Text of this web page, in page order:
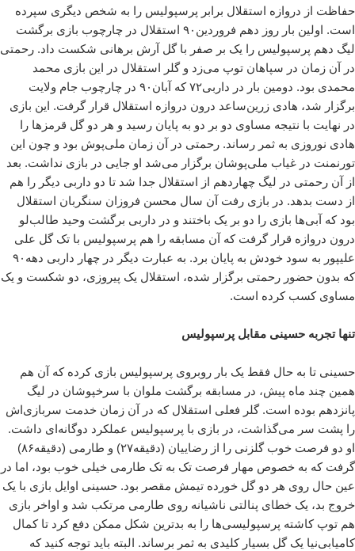
حفاظت از دروازه استقلال برابر پرسپولیس را به شخص دیگری سپرده
است. اولین بار روز دهم فروردین۹۰ استقلال در چارچوب بازی برگشت
لیگ دهم پرسپولیس را یک بر صفر با گل آرش برهانی شکست داد. رحمتی
در آن زمان در سپاهان توپ می‌زد و گلر استقلال در این بازی محمد
محمدی بود. دومین بار در داربی۷۲ که آبان۹۰ در چارچوب جام ولایت
برگزار شد، هادی زرین‌ساعد درون دروازه استقلال قرار گرفت. این بازی
در نهایت با نتیجه مساوی دو بر دو به پایان رسید و هر دو گل قرمزها را
هادی نوروزی به ثمر رساند. رحمتی در آن زمان ملی‌پوش بود و چون این
تورنمنت در غیاب ملی‌پوشان برگزار می‌شد او جایی در بازی نداشت. بعد
از آن رحمتی در لیگ چهاردهم از استقلال جدا شد تا دو داربی دیگر را هم
از دست بدهد. در بازی رفت آن سال محسن فروزان سنگربان استقلال
بود که آبی‌ها بازی را دو بر یک باختند و در داربی برگشت وحید طالب‌لو
درون دروازه قرار گرفت که آن مسابقه را هم پرسپولیس با تک گل علی
علیپور به سود خودش به پایان برد. به عبارت دیگر در چهار داربی دهه۹۰
که بدون حضور رحمتی برگزار شده، استقلال یک پیروزی، دو شکست و یک
مساوی کسب کرده است.
تنها تجربه حسینی مقابل پرسپولیس
حسینی تا به حال فقط یک بار روبروی پرسپولیس بازی کرده که آن هم
همین چند ماه پیش، در مسابقه برگشت ملوان با سرخپوشان در لیگ
پانزدهم بوده است. گلر فعلی استقلال که در آن زمان خدمت سربازی‌اش
را پشت سر می‌گذاشت، در بازی با پرسپولیس عملکرد دوگانه‌ای داشت.
او دو فرصت خوب گلزنی را از رضاییان (دقیقه۲۷) و طارمی (دقیقه۸۶)
گرفت که به خصوص مهار فرصت تک به تک طارمی خیلی خوب بود، اما در
عین حال روی هر دو گل خورده تیمش مقصر بود. حسینی اوایل بازی با یک
خروج بد، یک خطای پنالتی ناشیانه روی طارمی مرتکب شد و اواخر بازی
هم توپ کاشته پرسپولیسی‌ها را به بدترین شکل ممکن دفع کرد تا کمال
کامیابی‌نیا یک گل بسیار کلیدی به ثمر برساند. البته باید توجه کنید که